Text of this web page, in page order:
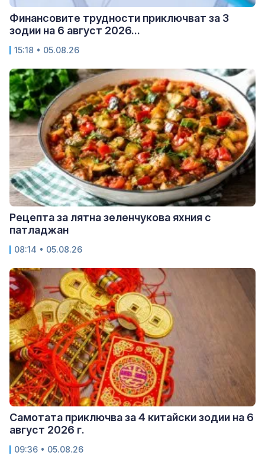
Финансовите трудности приключват за 3
зодии на 6 август 2026...
15:18 • 05.08.26
Рецепта за лятна зеленчукова яхния с
патладжан
08:14 • 05.08.26
Самотата приключва за 4 китайски зодии на 6
август 2026 г.
09:36 • 05.08.26